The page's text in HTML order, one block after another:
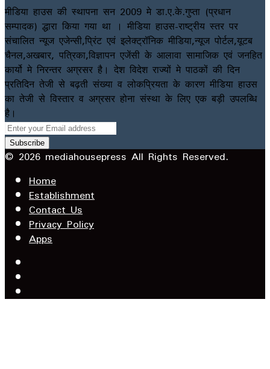
मीडिया हाउस की स्थापना सन 2009 मे डा.ए.के.गुप्ता (प्रधान
सम्पादक) द्धारा किया गया था । मीडिया हाउस-राष्ट्रीय स्तर पर
संचालित न्यूज एजेन्सी,प्रिंट एवं इलेक्ट्रॉनिक मीडिया,न्यूज पोर्टल,यूटब
चैनल,अखबार, पत्रिका,विज्ञापन एजेंसी के आलावा सामाजिक एवं जनहित
कार्यो मे निरन्तर अग्रसर है। देश विदेश राज्यों मे पाठकों की दिन
प्रतिदिन तेजी से बढ़ती संख्या व लोकप्रियता के कारण मीडिया हाउस
का तेजी से विस्तार व अग्रसर होना संस्था के लिए एक बड़ी उपलब्धि
है।
Enter
your
Email
© 2026 mediahousepress All Rights Reserved.
Home
Establishment
Contact Us
Privacy Policy
Apps